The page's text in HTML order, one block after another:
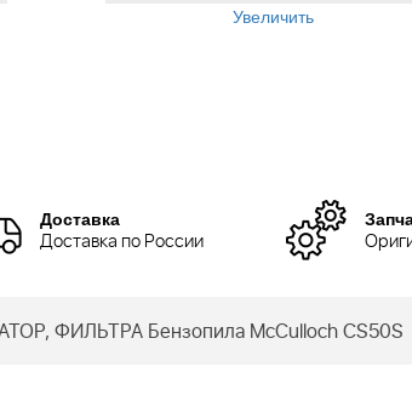
Увеличить
Доставка
Доставка по России
ФИЛЬТРА Бензопила McCulloch CS50S